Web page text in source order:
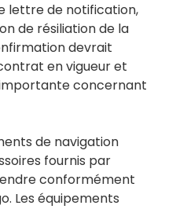
lettre de notification,
de résiliation de la
devrait
en vigueur et
concernant
de navigation
fournis par
conformément
Les équipements